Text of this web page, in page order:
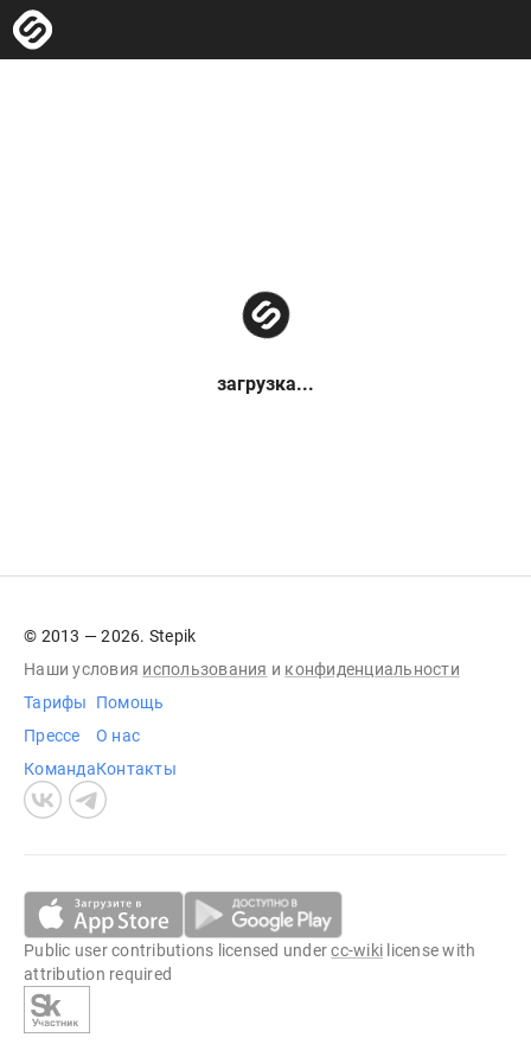
загрузка...
© 2013 — 2026. Stepik
Наши условия использования и конфиденциальности
Тарифы
Прессе
Команда
Помощь
О нас
Контакты
Public user contributions licensed undercc-wiki license with
attribution required